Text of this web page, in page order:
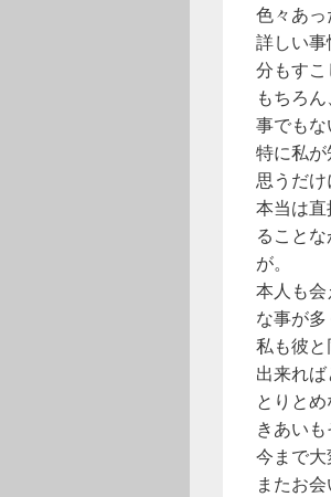
色々あっ
詳しい
分もすこ
もちろ
事でもな
特に私
思うだけ
本当は
ること
が。
本人も
な事が多
私も彼
出来れば
とりと
きあい
今まで大
またお